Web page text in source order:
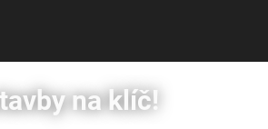
na klíč!